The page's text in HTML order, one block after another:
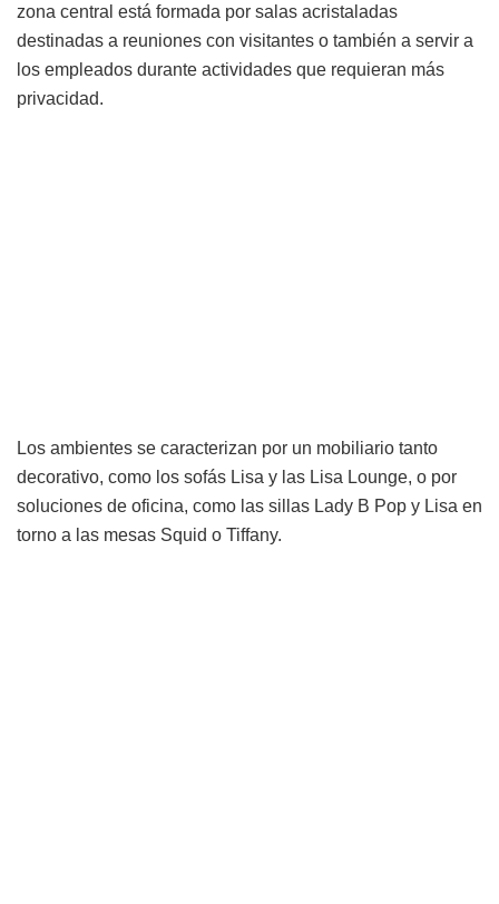
zona central está formada por salas acristaladas
destinadas a reuniones con visitantes o también a servir a
los empleados durante actividades que requieran más
privacidad.
Los ambientes se caracterizan por un mobiliario tanto
decorativo, como los sofás Lisa y las Lisa Lounge, o por
soluciones de oficina, como las sillas Lady B Pop y Lisa en
torno a las mesas Squid o Tiffany.